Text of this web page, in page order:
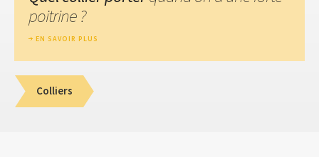
poitrine ?
EN SAVOIR PLUS
Colliers